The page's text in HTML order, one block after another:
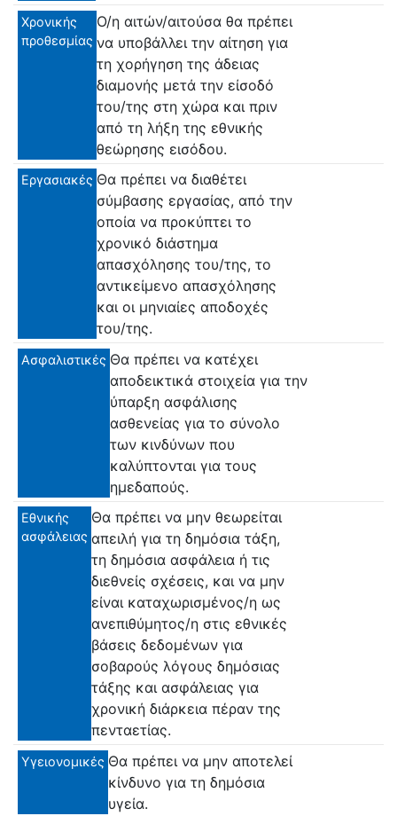
Χρονικής
προθεσμίας
Ο/η αιτών/αιτούσα θα πρέπει
να υποβάλλει την αίτηση για
τη χορήγηση της άδειας
διαμονής μετά την είσοδό
του/της στη χώρα και πριν
από τη λήξη της εθνικής
θεώρησης εισόδου.
Εργασιακές Θα πρέπει να διαθέτει
σύμβασης εργασίας, από την
οποία να προκύπτει το
χρονικό διάστημα
απασχόλησης του/της, το
αντικείμενο απασχόλησης
και οι μηνιαίες αποδοχές
του/της.
Ασφαλιστικές Θα πρέπει να κατέχει
αποδεικτικά στοιχεία για την
ύπαρξη ασφάλισης
ασθενείας για το σύνολο
των κινδύνων που
καλύπτονται για τους
ημεδαπούς.
Εθνικής
ασφάλειας
Θα πρέπει να μην θεωρείται
απειλή για τη δημόσια τάξη,
τη δημόσια ασφάλεια ή τις
διεθνείς σχέσεις, και να μην
είναι καταχωρισμένος/η ως
ανεπιθύμητος/η στις εθνικές
βάσεις δεδομένων για
σοβαρούς λόγους δημόσιας
τάξης και ασφάλειας για
χρονική διάρκεια πέραν της
πενταετίας.
Υγειονομικές Θα πρέπει να μην αποτελεί
κίνδυνο για τη δημόσια
υγεία.